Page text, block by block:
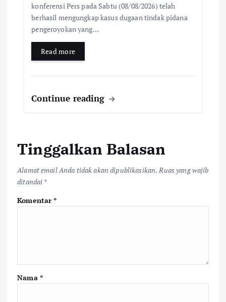
konferensi Pers pada Sabtu (08/08/2026) telah
berhasil mengungkap kasus dugaan tindak pidana
pengeroyokan yang…
Read more
Continue reading
Tinggalkan Balasan
Alamat email Anda tidak akan dipublikasikan. Ruas yang wajib
ditandai *
Komentar*
Nama *